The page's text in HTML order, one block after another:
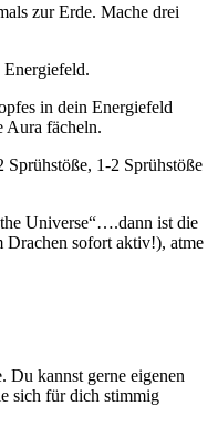
zur Erde. Mache drei
Energiefeld.
in dein Energiefeld
Aura fächeln.
Sprühstöße, 1-2 Sprühstöße
Universe“….dann ist die
sofort aktiv!), atme
kannst gerne eigenen
sich für dich stimmig